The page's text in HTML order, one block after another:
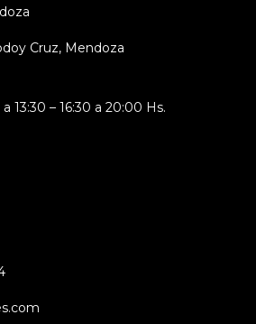
Cruz, Mendoza
13:30 – 16:30 a 20:00 Hs.